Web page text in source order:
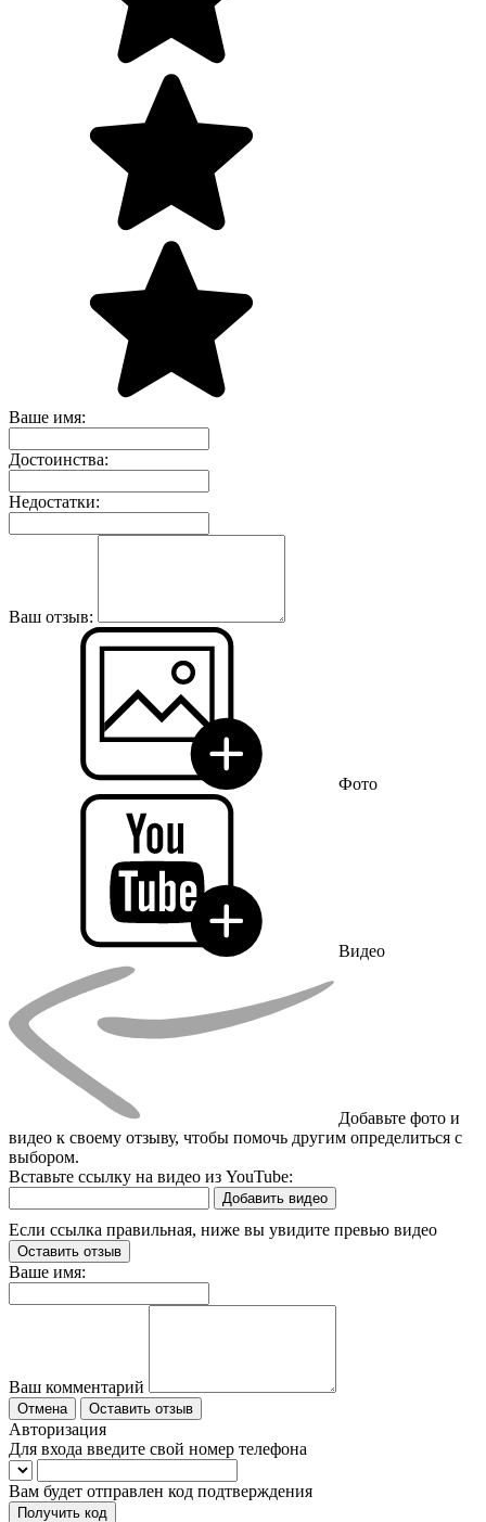
Ваше имя:
Достоинства:
Недостатки:
Ваш отзыв:
Фото
Видео
Добавьте фото и
видео к своему отзыву, чтобы помочь другим определиться с
выбором.
Вставьте ссылку на видео из YouTube:
Добавить видео
Если ссылка правильная, ниже вы увидите превью видео
Оставить отзыв
Ваше имя:
Ваш комментарий
Отмена Оставить отзыв
Авторизация
Для входа введите свой номер телефона
Вам будет отправлен код подтверждения
Получить код